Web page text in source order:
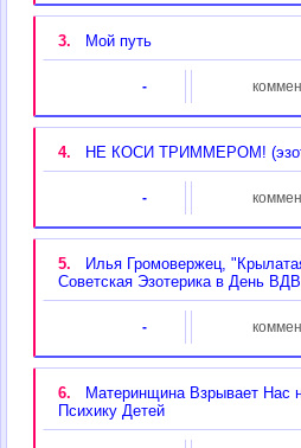
3. Мой путь
-
4. НЕ КОСИ ТРИММЕРОМ!
-
5.
Илья Громовержец,
Советская Эзотерика в День ВДВ
-
6.
Материнщина Взрывает Нас
Психику Детей